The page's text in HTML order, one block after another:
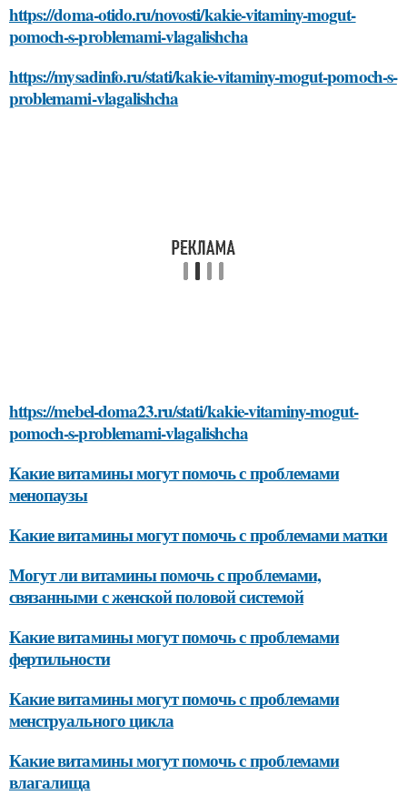
https://doma-otido.ru/novosti/kakie-vitaminy-mogut-
pomoch-s-problemami-vlagalishcha
https://mysadinfo.ru/stati/kakie-vitaminy-mogut-pomoch-s-
problemami-vlagalishcha
https://mebel-doma23.ru/stati/kakie-vitaminy-mogut-
pomoch-s-problemami-vlagalishcha
Какие витамины могут помочь с проблемами
менопаузы
Какие витамины могут помочь с проблемами матки
Могут ли витамины помочь с проблемами,
связанными с женской половой системой
Какие витамины могут помочь с проблемами
фертильности
Какие витамины могут помочь с проблемами
менструального цикла
Какие витамины могут помочь с проблемами
влагалища